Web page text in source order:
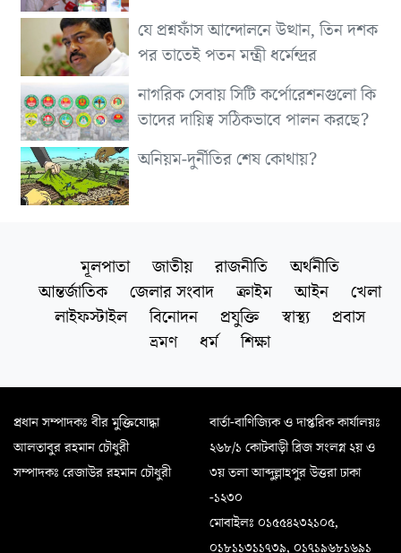
যে প্রশ্নফাঁস আন্দোলনে উত্থান, তিন দশক
পর তাতেই পতন মন্ত্রী ধর্মেন্দ্রর
নাগরিক সেবায় সিটি কর্পোরেশনগুলো কি
তাদের দায়িত্ব সঠিকভাবে পালন করছে?
অনিয়ম-দুর্নীতির শেষ কোথায়?
মূলপাতা জাতীয় রাজনীতি
অর্থনীতি
আন্তর্জাতিক
জেলার সংবাদ ক্রাইম আইন
খেলা
লাইফস্টাইল
বিনোদন প্রযুক্তি স্বাস্থ্য
প্রবাস
ভ্রমণ
ধর্ম শিক্ষা
প্রধান সম্পাদকঃ বীর মুক্তিযোদ্ধা
আলতাবুর রহমান চৌধুরী
সম্পাদকঃ রেজাউর রহমান চৌধুরী
বার্তা-বাণিজ্যিক ও দাপ্তরিক কার্যালয়ঃ
২৬৮/১ কোটবাড়ী ব্রিজ সংলগ্ন ২য় ও
৩য় তলা আব্দুল্লাহপুর উত্তরা ঢাকা
-১২৩০
মোবাইলঃ ০১৫৫৪২৩২১০৫,
০১৮১১৩১১৭৩৯, ০১৭১৯৬৮১৬৯১